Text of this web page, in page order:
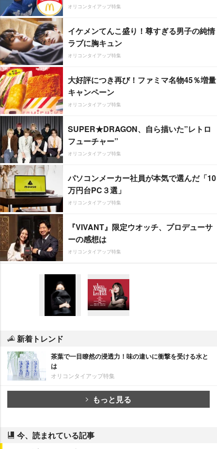
オリコンタイアップ特集
イケメンてんこ盛り！尊すぎる男子の純情
ラブに胸キュン
オリコンタイアップ特集
大好評につき再び！ファミマ名物45％増量
キャンペーン
オリコンタイアップ特集
SUPER★DRAGON、自ら描いた”レトロ
フューチャー”
オリコンタイアップ特集
パソコンメーカー社員が本気で選んだ「10
万円台PC３選」
オリコンタイアップ特集
『VIVANT』限定ウオッチ、プロデューサ
ーの感想は
オリコンタイアップ特集
新着トレンド
茶葉で一目瞭然の浸透力！味の違いに衝撃を受ける水と
は
オリコンタイアップ特集
もっと見る
今、読まれている記事